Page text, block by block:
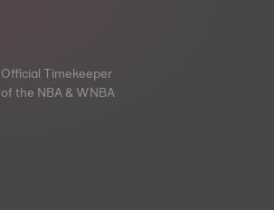
Official Timekeeper
of the NBA & WNBA